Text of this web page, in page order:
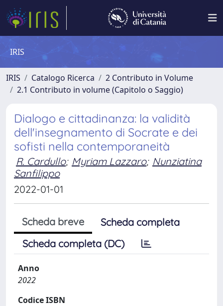
IRIS
IRIS Catalogo Ricerca
2 Contributo in Volume
2.1 Contributo in volume (Capitolo o Saggio)
Dialogo e cittadinanza: la validità
dell'insegnamento di Socrate e dei
sofisti nella contemporaneità
R. Cardullo; Myriam Lazzaro; Nunziatina
Sanfilippo
2022-01-01
Scheda breve
Scheda completa
Scheda completa (DC)
Anno
2022
Codice ISBN